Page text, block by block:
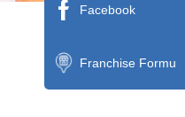
Facebook
Franchise Formu